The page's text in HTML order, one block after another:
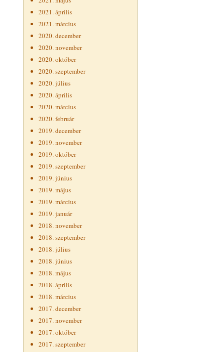
2021. április
2021. március
2020. december
2020. november
2020. október
2020. szeptember
2020. július
2020. április
2020. március
2020. február
2019. december
2019. november
2019. október
2019. szeptember
2019. június
2019. május
2019. március
2019. január
2018. november
2018. szeptember
2018. július
2018. június
2018. május
2018. április
2018. március
2017. december
2017. november
2017. október
2017. szeptember